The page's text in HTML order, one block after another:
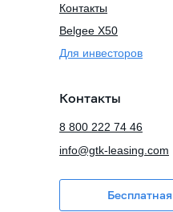
Контакты
Для инвесторов
Контакты
info@gtk-leasing.com
Belgee X50
8 800 222 74 46